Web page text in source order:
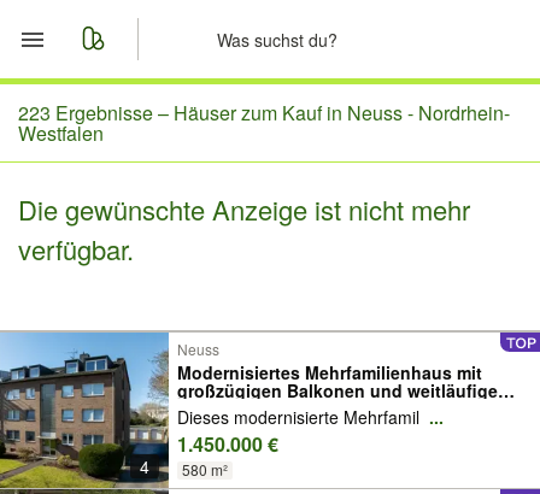
Start
Merkliste
Nachrichten
223 Ergebnisse – Häuser zum Kauf in Neuss - Nordrhein-
Westfalen
Die gewünschte Anzeige ist nicht mehr
verfügbar.
4
Neuss
Modernisiertes Mehrfamilienhaus mit
großzügigen Balkonen und weitläufigem
Grundstück
Dieses modernisierte Mehrfamil ...
1.450.000 €
580 m²